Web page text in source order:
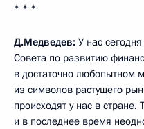
* * *
Д.Медведев: У нас
Совета по развитию
в достаточно любопытном
из символов растущего
происходят у нас в
и в последнее время